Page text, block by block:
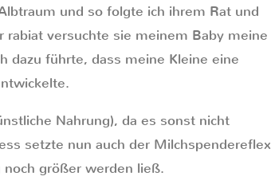
und so folgte ich ihrem Rat und
versuchte sie meinem Baby meine
dazu führte, dass meine Kleine eine
Nahrung), da es sonst nicht
setzte nun auch der Milchspendereflex
größer werden ließ.